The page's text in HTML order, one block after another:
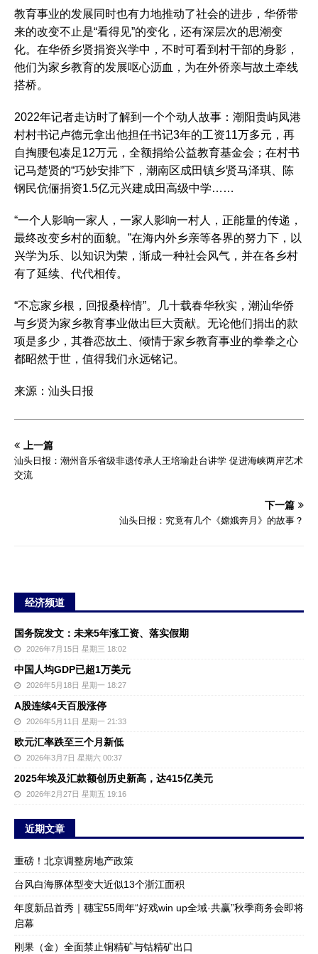
教育事业的发展同时也有力地推动了社会的进步，华侨带
来的改变不止是“看得见”的变化，还有深层次的思潮变
化。在华侨乡贤捐资兴学中，不时可看到村干部的身影，
他们为家乡教育的发展呕心沥血，为在外侨亲与故土牵线
搭桥。
2022年记者走访时了解到一个个动人故事：潮阳贵屿凤港
村村书记卢德元拿出他担任书记3年的工资11万多元，再
自掏腰包凑足12万元，全额捐给公益教育基金会；在村书
记马楚贤的“巧妙安排”下，潮南区成田镇乡贤马泽琪、陈
钢民伉俪捐资1.5亿元兴建成田高级中学……
“一个人影响一家人，一家人影响一村人，正能量的传递，
最终改变乡村的面貌。”在海内外乡亲等各界的努力下，以
兴学为乐、以知识为荣，渐成一种社会风气，并在各乡村
有了延续、代代相传。
“不忘家乡根，回报桑梓情”。几十载春华秋实，潮汕华侨
与乡贤为家乡教育事业做出巨大贡献。无论他们捐出的款
项是多少，其眷恋故土、倾情于家乡教育事业的拳拳之心
都昭然于世，值得我们永远铭记。
来源：汕头日报
上一篇
汕头日报：潮州音乐省级非遗传承人王培瑜赴台讲学 促进海峡两岸艺术
交流
下一篇
汕头日报：究竟有几个《嫦娥奔月》的故事？
经济频道
国务院发文：未来5年涨工资、落实假期
2026年7月15日 星期三 18:02
中国人均GDP已超1万美元
2026年5月18日 星期一 18:27
A股连续4天百股涨停
2026年5月11日 星期一 21:33
欧元汇率跌至三个月新低
2026年3月7日 星期六 00:37
2025年埃及汇款额创历史新高，达415亿美元
2026年2月27日 星期五 19:16
近期文章
重磅！北京调整房地产政策
台风白海豚体型变大近似13个浙江面积
年度新品首秀｜穗宝55周年“好戏win up全域·共赢”秋季商务会即将
启幕
刚果（金）全面禁止铜精矿与钴精矿出口